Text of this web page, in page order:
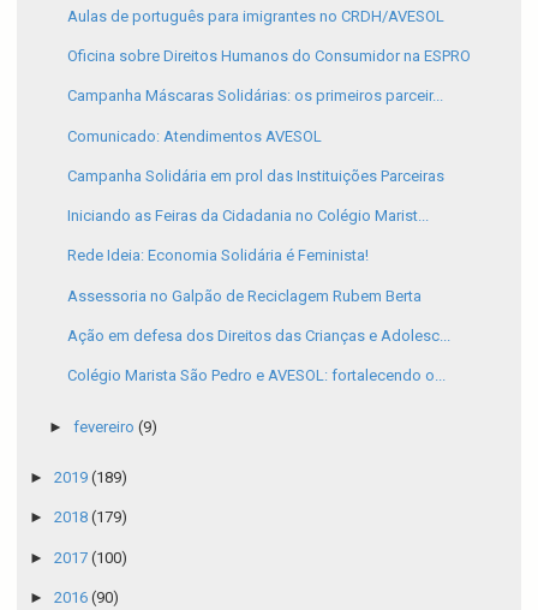
Aulas de português para imigrantes no CRDH/AVESOL
Oficina sobre Direitos Humanos do Consumidor na ESPRO
Campanha Máscaras Solidárias: os primeiros parceir...
Comunicado: Atendimentos AVESOL
Campanha Solidária em prol das Instituições Parceiras
Iniciando as Feiras da Cidadania no Colégio Marist...
Rede Ideia: Economia Solidária é Feminista!
Assessoria no Galpão de Reciclagem Rubem Berta
Ação em defesa dos Direitos das Crianças e Adolesc...
Colégio Marista São Pedro e AVESOL: fortalecendo o...
► fevereiro (9)
► 2019 (189)
► 2018 (179)
► 2017 (100)
► 2016 (90)